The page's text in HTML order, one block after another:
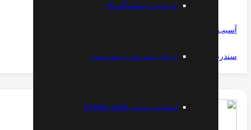
بورسیت ایسکیوگلوتئال
درمان سندروم پیریفورمیس
استئیت پوبیس Osteitis pubis
آسیب های رباط مچ دست
سندرم کانال کارپ